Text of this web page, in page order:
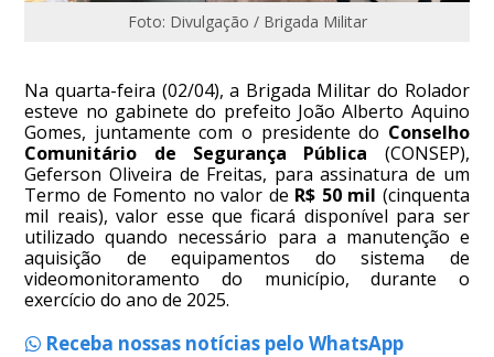
Foto: Divulgação / Brigada Militar
Na quarta-feira (02/04), a Brigada Militar do Rolador
esteve no gabinete do prefeito João Alberto Aquino
Gomes, juntamente com o presidente do Conselho
Comunitário de Segurança Pública (CONSEP),
Geferson Oliveira de Freitas, para assinatura de um
Termo de Fomento no valor de R$ 50 mil (cinquenta
mil reais), valor esse que ficará disponível para ser
utilizado quando necessário para a manutenção e
aquisição de equipamentos do sistema de
videomonitoramento do município, durante o
exercício do ano de 2025.
Receba nossas notícias pelo WhatsApp